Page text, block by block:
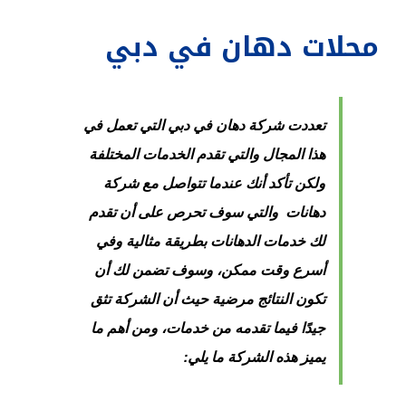
محلات دهان في دبي
تعددت شركة دهان في دبي التي تعمل في
هذا المجال والتي تقدم الخدمات المختلفة
ولكن تأكد أنك عندما تتواصل مع شركة
دهانات والتي سوف تحرص على أن تقدم
لك خدمات الدهانات بطريقة مثالية وفي
أسرع وقت ممكن، وسوف تضمن لك أن
تكون النتائج مرضية حيث أن الشركة تثق
جيدًا فيما تقدمه من خدمات، ومن أهم ما
يميز هذه الشركة ما يلي: